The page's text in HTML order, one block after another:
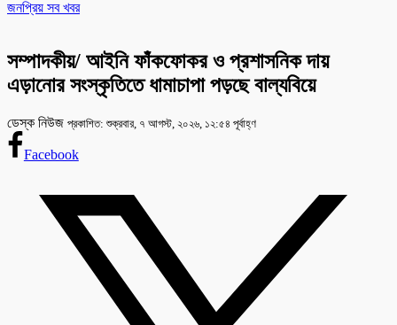
জনপ্রিয় সব খবর
সম্পাদকীয়/ আইনি ফাঁকফোকর ও প্রশাসনিক দায়
এড়ানোর সংস্কৃতিতে ধামাচাপা পড়ছে বাল্যবিয়ে
ডেস্ক নিউজ প্রকাশিত: শুক্রবার, ৭ আগস্ট, ২০২৬, ১২:৫৪ পূর্বাহ্ণ
Facebook